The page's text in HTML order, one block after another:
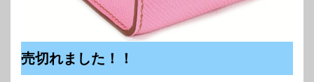
売切れました！！